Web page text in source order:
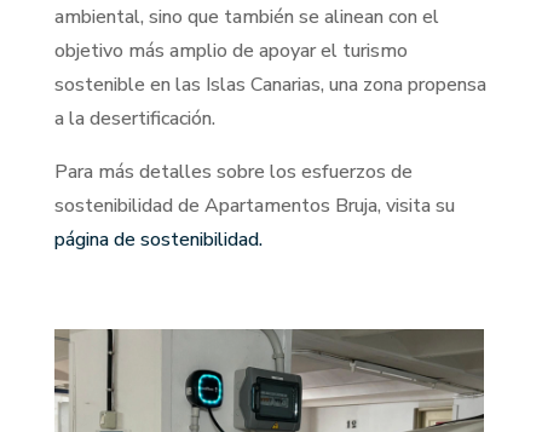
ambiental, sino que también se alinean con el
objetivo más amplio de apoyar el turismo
sostenible en las Islas Canarias, una zona propensa
a la desertificación.
Para más detalles sobre los esfuerzos de
sostenibilidad de Apartamentos Bruja, visita su
página de sostenibilidad.